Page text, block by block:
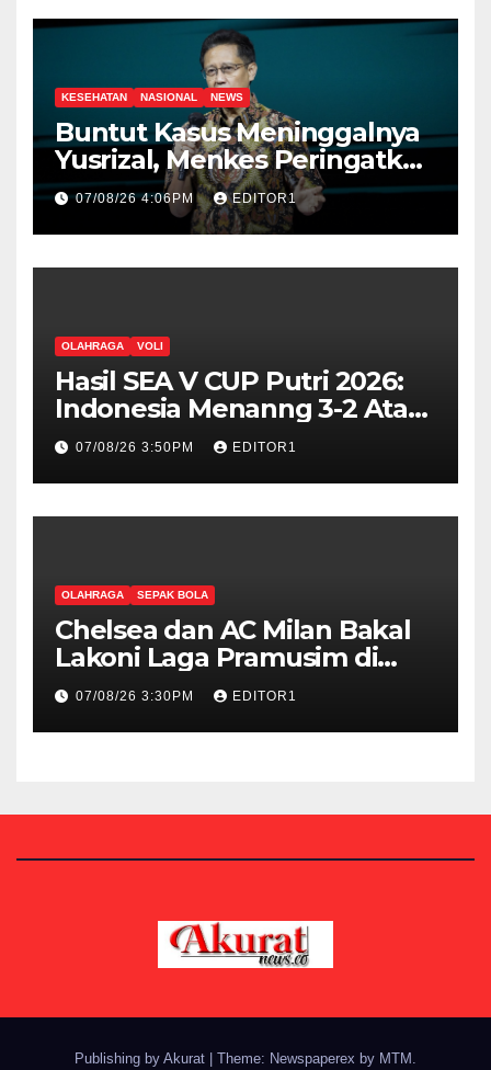
KESEHATAN NASIONAL NEWS
Buntut Kasus Meninggalnya
Yusrizal, Menkes Peringatkan
Nakes Harus Punya Empati
07/08/26 4:06PM EDITOR1
OLAHRAGA VOLI
Hasil SEA V CUP Putri 2026:
Indonesia Menanng 3-2 Atas
Vietnam
07/08/26 3:50PM EDITOR1
OLAHRAGA SEPAK BOLA
Chelsea dan AC Milan Bakal
Lakoni Laga Pramusim di
Stadion GBK Besok
07/08/26 3:30PM EDITOR1
Publishing by Akurat Theme: Newspaperex by MTM